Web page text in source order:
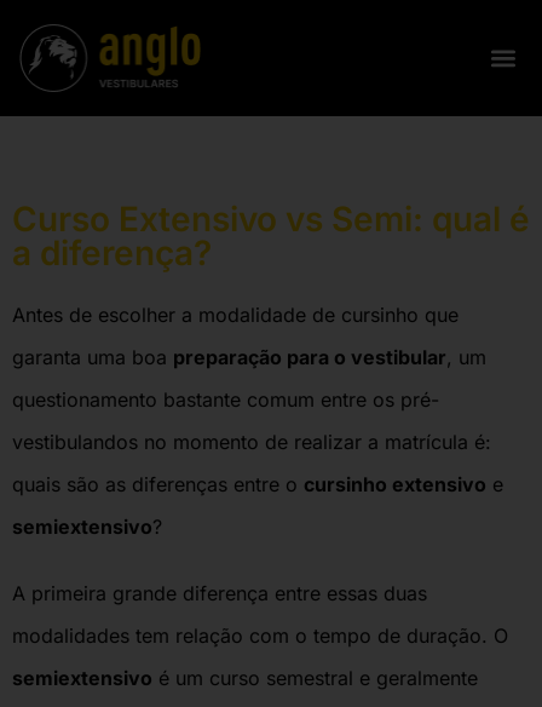
Curso Extensivo vs Semi: qual é
a diferença?
Antes de escolher a modalidade de cursinho que
garanta uma boa preparação para o vestibular, um
questionamento bastante comum entre os pré-
vestibulandos no momento de realizar a matrícula é:
quais são as diferenças entre o cursinho extensivo e
semiextensivo?
A primeira grande diferença entre essas duas
modalidades tem relação com o tempo de duração. O
semiextensivo é um curso semestral e geralmente